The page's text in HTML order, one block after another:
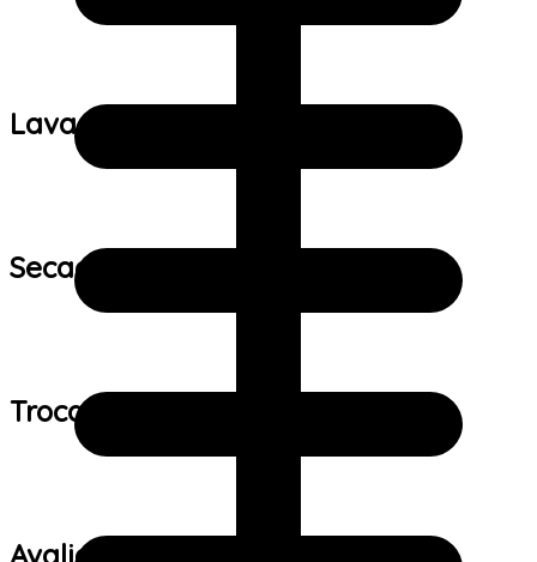
Lavagem:
Secagem:
Trocas e devoluções:
Avaliações de clientes